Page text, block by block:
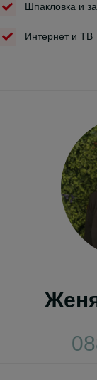
Шпакловка и
Интернет и ТВ